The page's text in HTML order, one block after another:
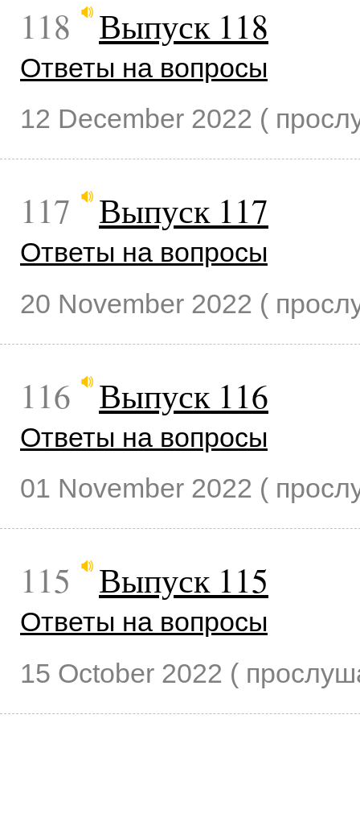
118 Выпуск 118
Ответы на вопросы
12 December 2022 (
117 Выпуск 117
Ответы на вопросы
20 November 2022 (
116 Выпуск 116
Ответы на вопросы
01 November 2022 (
115 Выпуск 115
Ответы на вопросы
15 October 2022 (